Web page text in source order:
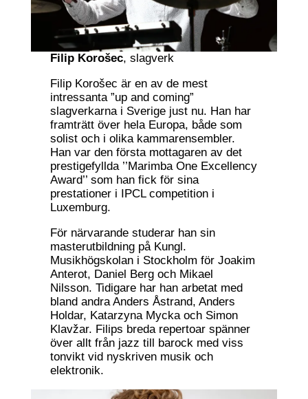
Filip Korošec, slagverk
Filip Korošec är en av de mest
intressanta ”up and coming”
slagverkarna i Sverige just nu. Han har
framträtt över hela Europa, både som
solist och i olika kammarensembler.
Han var den första mottagaren av det
prestigefyllda ’’Marimba One Excellency
Award’’ som han fick för sina
prestationer i IPCL competition i
Luxemburg.
För närvarande studerar han sin
masterutbildning på Kungl.
Musikhögskolan i Stockholm för Joakim
Anterot, Daniel Berg och Mikael
Nilsson. Tidigare har han arbetat med
bland andra Anders Åstrand, Anders
Holdar, Katarzyna Mycka och Simon
Klavžar. Filips breda repertoar spänner
över allt från jazz till barock med viss
tonvikt vid nyskriven musik och
elektronik.